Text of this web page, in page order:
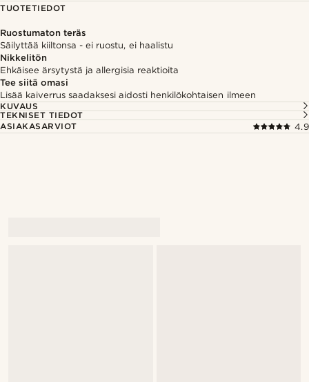
TUOTETIEDOT
Ruostumaton teräs
Säilyttää kiiltonsa - ei ruostu, ei haalistu
Nikkelitön
Ehkäisee ärsytystä ja allergisia reaktioita
Tee siitä omasi
Lisää kaiverrus saadaksesi aidosti henkilökohtaisen ilmeen
KUVAUS
TEKNISET TIEDOT
ASIAKASARVIOT
4.9